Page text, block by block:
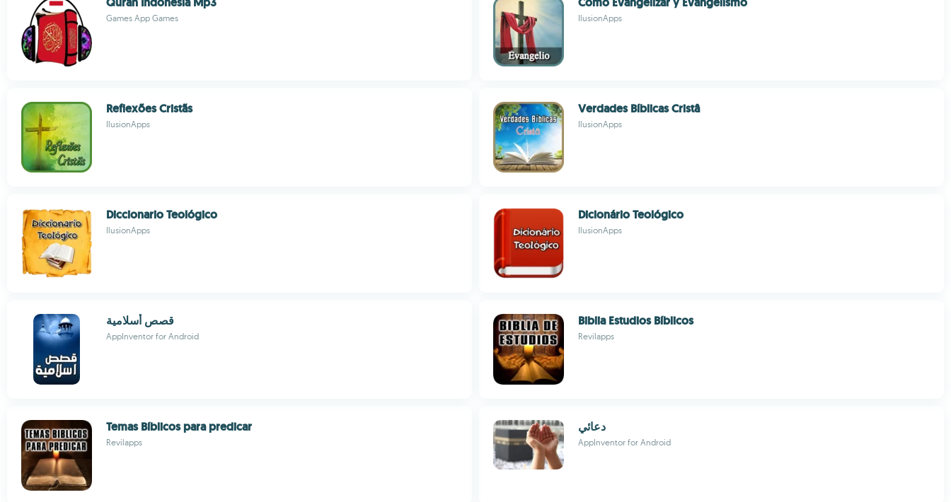
Games App Games IlusionApps
Reflexões Cristãs
IlusionApps
Verdades Bíblicas Cristâ
IlusionApps
Diccionario Teológico
IlusionApps
Dicionário Teológico
IlusionApps
قصص أسلامية
AppInventor for Android
Biblia Estudios Bíblicos
Revilapps
Temas Bíblicos para predicar
Revilapps
دعائي
AppInventor for Android